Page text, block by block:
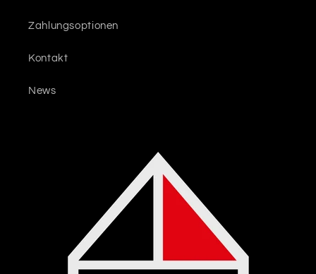
Zahlungsoptionen
Kontakt
News